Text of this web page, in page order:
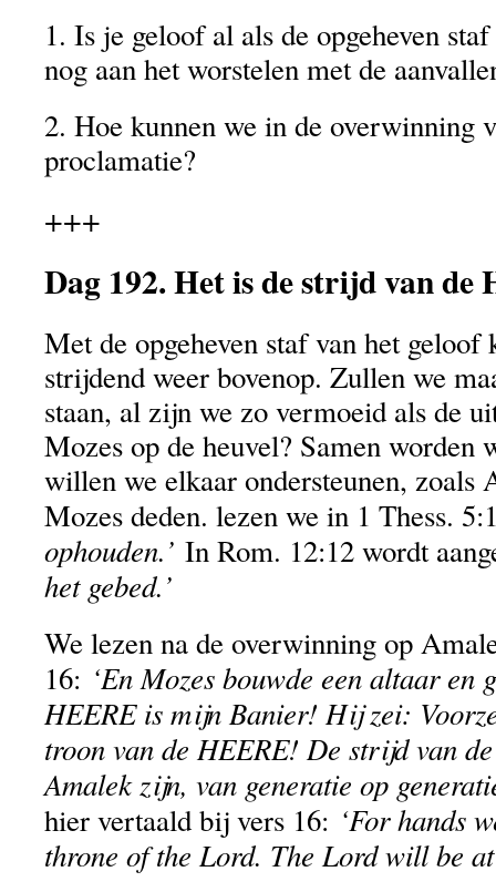
1. Is je geloof al als de opgeheven
nog aan het worstelen met de
2. Hoe kunnen we in de overwinning
proclamatie?
+++
Dag 192. Het is de strijd van de
Met de opgeheven staf van het
strijdend weer bovenop. Zullen we
staan, al zijn we zo vermoeid als de
Mozes op de heuvel? Samen worden
willen we elkaar ondersteunen, zoals
Mozes deden. lezen we in 1 Thess.
ophouden.’ In Rom. 12:12 wordt
het gebed.’
We lezen na de overwinning op
16: ‘En Mozes bouwde een altaar en
HEERE is mijn Banier! Hij zei:
troon van de HEERE! De strijd van
Amalek zijn, van generatie op
hier vertaald bij vers 16: ‘For hands
throne of the Lord. The Lord will be